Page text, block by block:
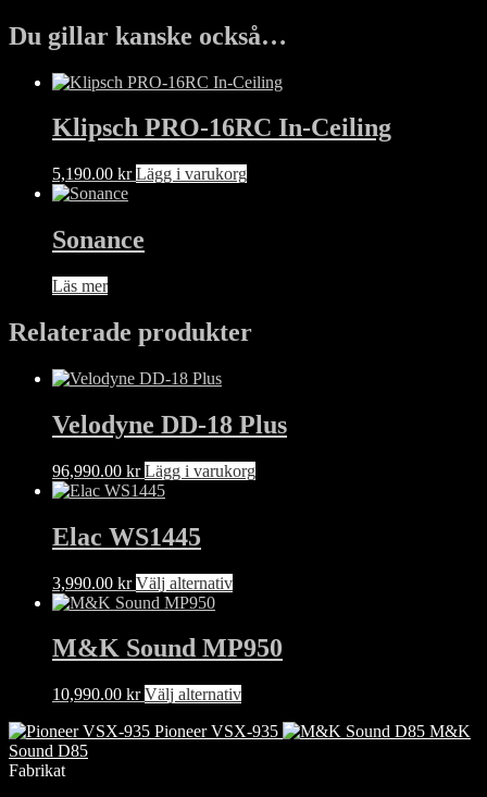
Du gillar kanske också…
Klipsch PRO-16RC In-Ceiling
5,190.00 kr Lägg i varukorg
Sonance
Läs mer
Relaterade produkter
Velodyne DD-18 Plus
96,990.00 kr Lägg i varukorg
Elac WS1445
3,990.00 kr Välj alternativDen
har
flera
De
alternativen
M&K Sound MP950
10,990.00 kr Välj alternativDen
produkten
Pioneer VSX-935
M&K
Sound D85
Fabrikat